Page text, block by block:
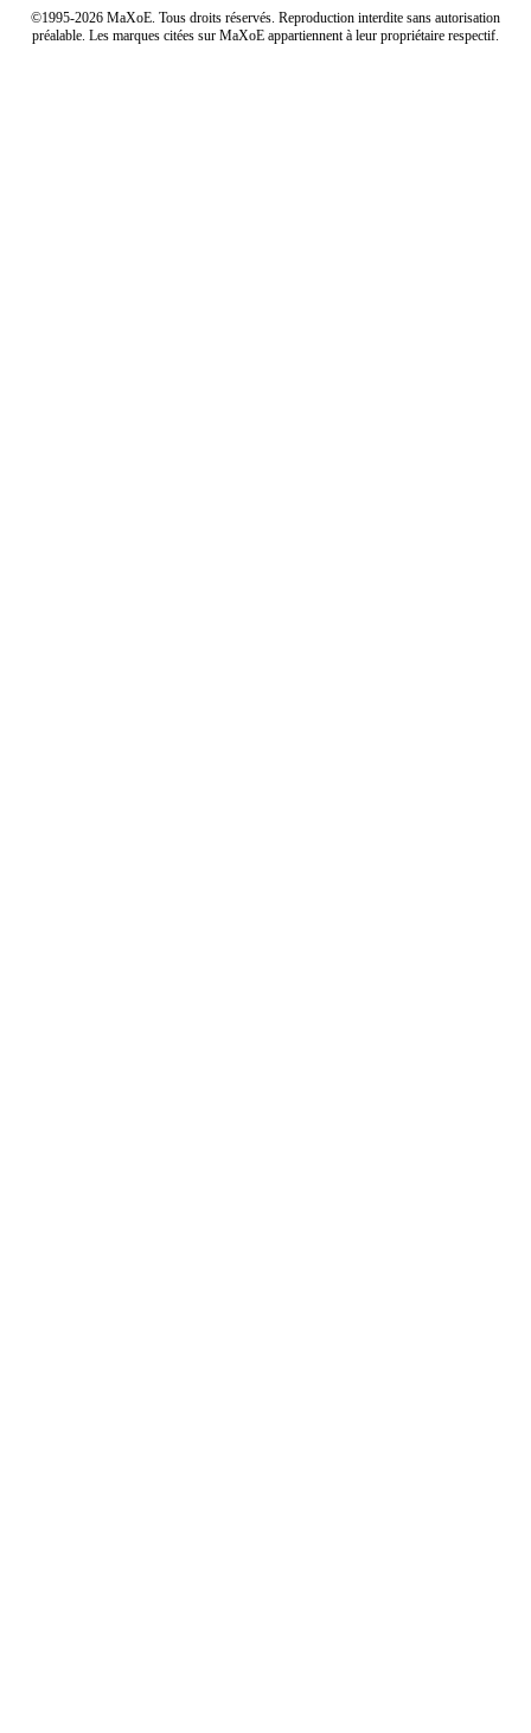
©1995-2026 MaXoE. Tous droits réservés. Reproduction interdite sans autorisation
préalable. Les marques citées sur MaXoE appartiennent à leur propriétaire respectif.